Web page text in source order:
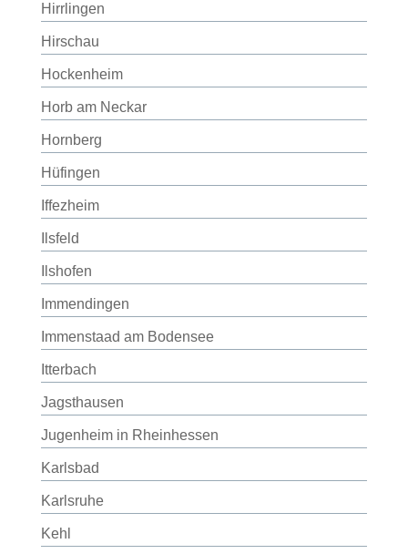
Hirrlingen
Hirschau
Hockenheim
Horb am Neckar
Hornberg
Hüfingen
Iffezheim
Ilsfeld
Ilshofen
Immendingen
Immenstaad am Bodensee
Itterbach
Jagsthausen
Jugenheim in Rheinhessen
Karlsbad
Karlsruhe
Kehl